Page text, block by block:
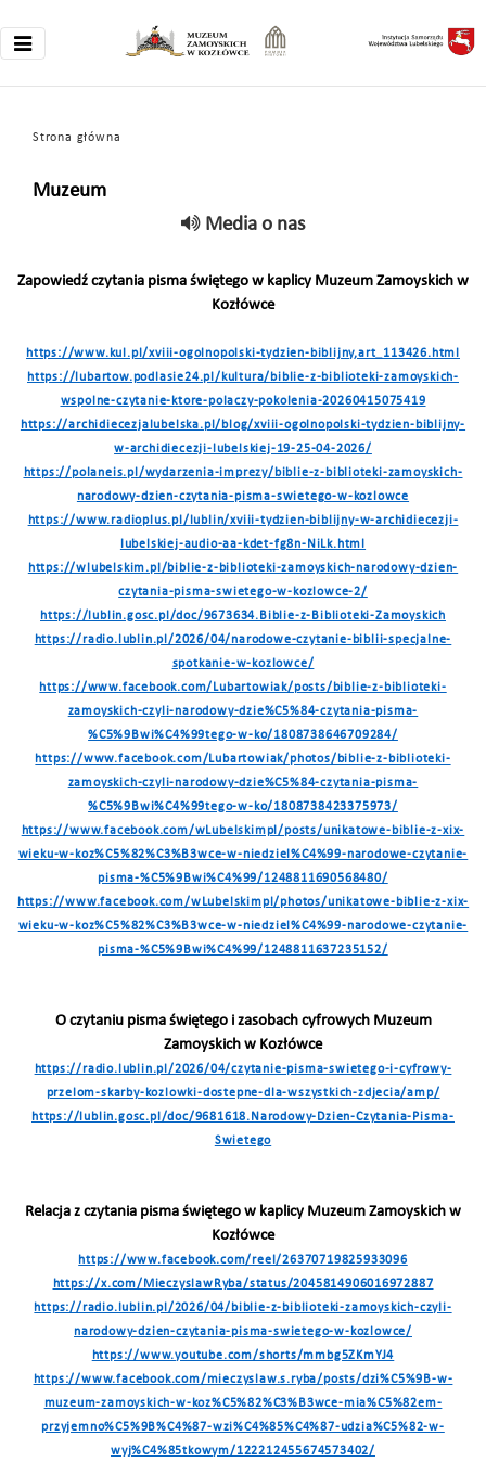
Strona główna
Muzeum
Media o nas
Zapowiedź czytania pisma świętego w kaplicy Muzeum Zamoyskich w
Kozłówce
https://www.kul.pl/xviii-ogolnopolski-tydzien-biblijny,art_113426.html
https://lubartow.podlasie24.pl/kultura/biblie-z-biblioteki-zamoyskich-
wspolne-czytanie-ktore-polaczy-pokolenia-20260415075419
https://archidiecezjalubelska.pl/blog/xviii-ogolnopolski-tydzien-biblijny-
w-archidiecezji-lubelskiej-19-25-04-2026/
https://polaneis.pl/wydarzenia-imprezy/biblie-z-biblioteki-zamoyskich-
narodowy-dzien-czytania-pisma-swietego-w-kozlowce
https://www.radioplus.pl/lublin/xviii-tydzien-biblijny-w-archidiecezji-
lubelskiej-audio-aa-kdet-fg8n-NiLk.html
https://wlubelskim.pl/biblie-z-biblioteki-zamoyskich-narodowy-dzien-
czytania-pisma-swietego-w-kozlowce-2/
https://lublin.gosc.pl/doc/9673634.Biblie-z-Biblioteki-Zamoyskich
https://radio.lublin.pl/2026/04/narodowe-czytanie-biblii-specjalne-
spotkanie-w-kozlowce/
https://www.facebook.com/Lubartowiak/posts/biblie-z-biblioteki-
zamoyskich-czyli-narodowy-dzie%C5%84-czytania-pisma-
%C5%9Bwi%C4%99tego-w-ko/1808738646709284/
https://www.facebook.com/Lubartowiak/photos/biblie-z-biblioteki-
zamoyskich-czyli-narodowy-dzie%C5%84-czytania-pisma-
%C5%9Bwi%C4%99tego-w-ko/1808738423375973/
https://www.facebook.com/wLubelskimpl/posts/unikatowe-biblie-z-xix-
wieku-w-koz%C5%82%C3%B3wce-w-niedziel%C4%99-narodowe-czytanie-
pisma-%C5%9Bwi%C4%99/1248811690568480/
https://www.facebook.com/wLubelskimpl/photos/unikatowe-biblie-z-xix-
wieku-w-koz%C5%82%C3%B3wce-w-niedziel%C4%99-narodowe-czytanie-
pisma-%C5%9Bwi%C4%99/1248811637235152/
O czytaniu pisma świętego i zasobach cyfrowych Muzeum
Zamoyskich w Kozłówce
https://radio.lublin.pl/2026/04/czytanie-pisma-swietego-i-cyfrowy-
przelom-skarby-kozlowki-dostepne-dla-wszystkich-zdjecia/amp/
https://lublin.gosc.pl/doc/9681618.Narodowy-Dzien-Czytania-Pisma-
Swietego
Relacja z czytania pisma świętego w kaplicy Muzeum Zamoyskich w
Kozłówce
https://www.facebook.com/reel/26370719825933096
https://x.com/MieczyslawRyba/status/2045814906016972887
https://radio.lublin.pl/2026/04/biblie-z-biblioteki-zamoyskich-czyli-
narodowy-dzien-czytania-pisma-swietego-w-kozlowce/
https://www.youtube.com/shorts/mmbg5ZKmYJ4
https://www.facebook.com/mieczyslaw.s.ryba/posts/dzi%C5%9B-w-
muzeum-zamoyskich-w-koz%C5%82%C3%B3wce-mia%C5%82em-
przyjemno%C5%9B%C4%87-wzi%C4%85%C4%87-udzia%C5%82-w-
wyj%C4%85tkowym/122212455674573402/